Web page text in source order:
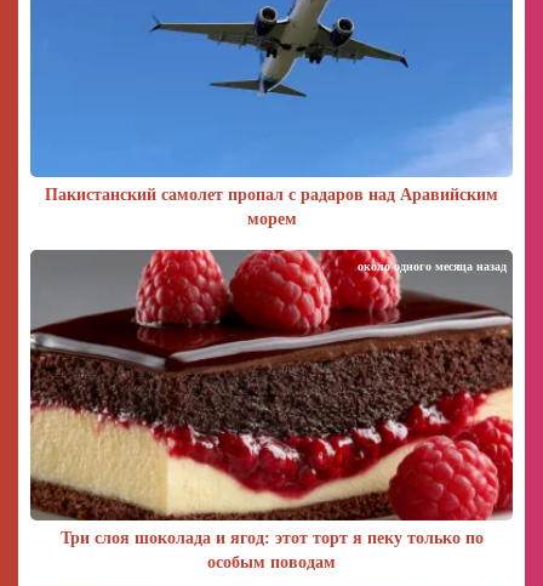
Пакистанский самолет пропал с радаров над Аравийским
морем
Три слоя шоколада и ягод: этот торт я пеку только по
особым поводам
около одного месяца назад